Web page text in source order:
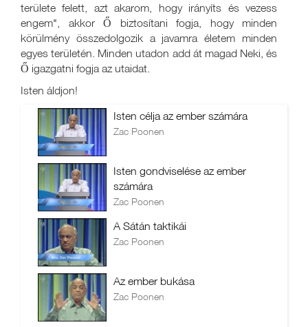
területe felett, azt akarom, hogy irányíts és vezess
engem", akkor Ő biztosítani fogja, hogy minden
körülmény összedolgozik a javamra életem minden
egyes területén. Minden utadon add át magad Neki, és
Ő igazgatni fogja az utaidat.
Isten áldjon!
Isten célja az ember számára
Zac Poonen
Isten gondviselése az ember
számára
Zac Poonen
A Sátán taktikái
Zac Poonen
Az ember bukása
Zac Poonen